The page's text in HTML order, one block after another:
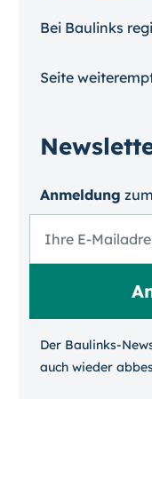
Bei Baulinks
Seite
Anmeldung
Der Baulinks-
auch wieder